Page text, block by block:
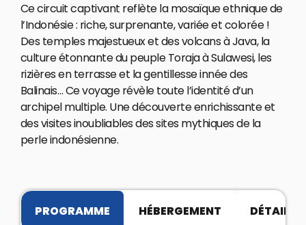
Ce circuit captivant reflète la mosaïque ethnique de
l’Indonésie : riche, surprenante, variée et colorée !
Des temples majestueux et des volcans à Java, la
culture étonnante du peuple Toraja à Sulawesi, les
rizières en terrasse et la gentillesse innée des
Balinais… Ce voyage révèle toute l’identité d’un
archipel multiple. Une découverte enrichissante et
des visites inoubliables des sites mythiques de la
perle indonésienne.
PROGRAMME HÉBERGEMENT DÉTAILS